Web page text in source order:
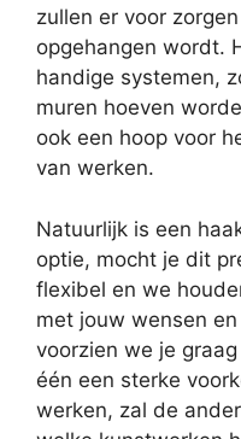
zullen er voor
opgehangen wordt.
handige systemen,
muren hoeven
ook een hoop voor
van werken.
Natuurlijk is een
optie, mocht je dit
flexibel en we
met jouw wensen
voorzien we je
één een sterke
werken, zal de